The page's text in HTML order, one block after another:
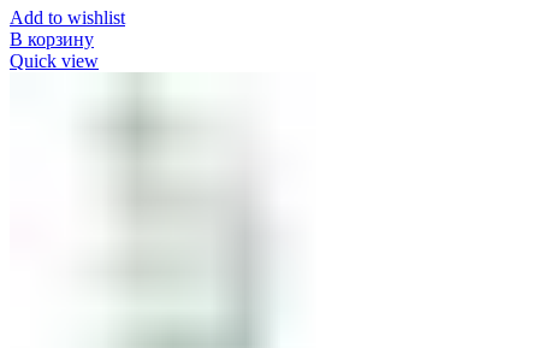
Add to wishlist
В корзину
Quick view